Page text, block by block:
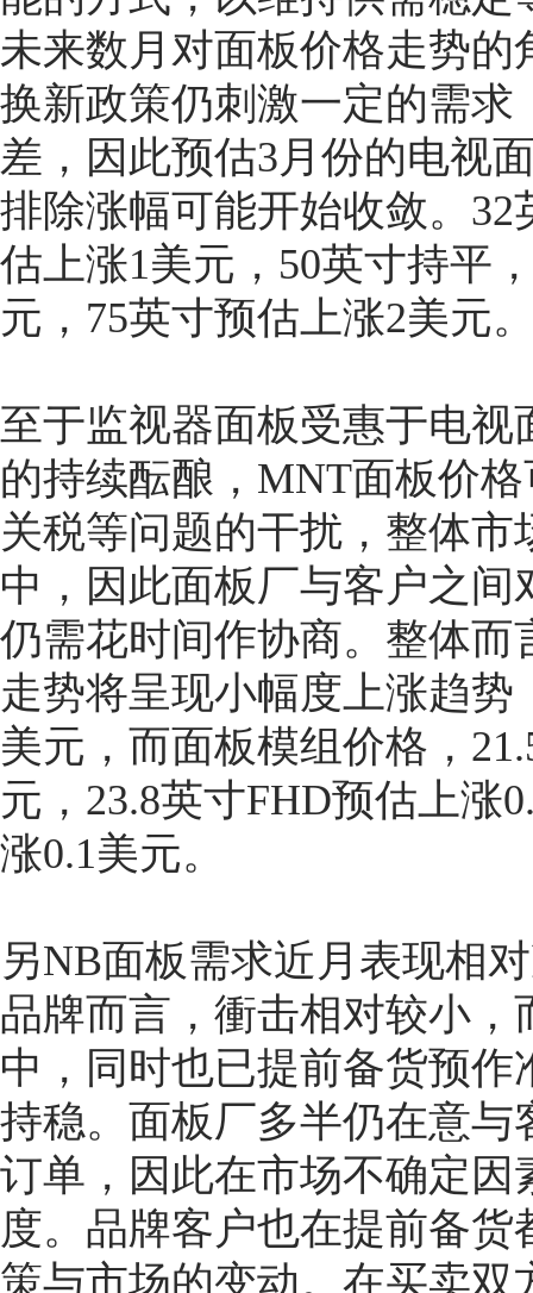
未来数月对面板价格走势
换新政策仍刺激一定的需
差，因此预估3月份的电视
排除涨幅可能开始收敛。32
估上涨1美元，50英寸持平
元，75英寸预估上涨2美元
至于监视器面板受惠于电
的持续酝酿，MNT面板价
关税等问题的干扰，整体
中，因此面板厂与客户之
仍需花时间作协商。整体
走势将呈现小幅度上涨趋势
美元，而面板模组价格，
元，23.8英寸FHD预估上涨
涨0.1美元。
另NB面板需求近月表现相
品牌而言，衝击相对较小
中，同时也已提前备货预
持稳。面板厂多半仍在意
订单，因此在市场不确定
度。品牌客户也在提前备
策与市场的变动。在买卖